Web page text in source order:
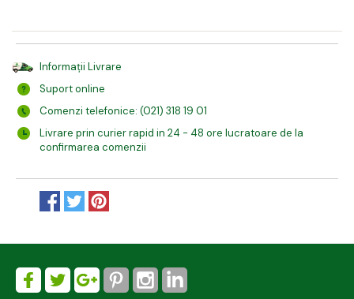
Informații Livrare
Suport online
Comenzi telefonice: (021) 318 19 01
Livrare prin curier rapid in 24 - 48 ore lucratoare de la
confirmarea comenzii